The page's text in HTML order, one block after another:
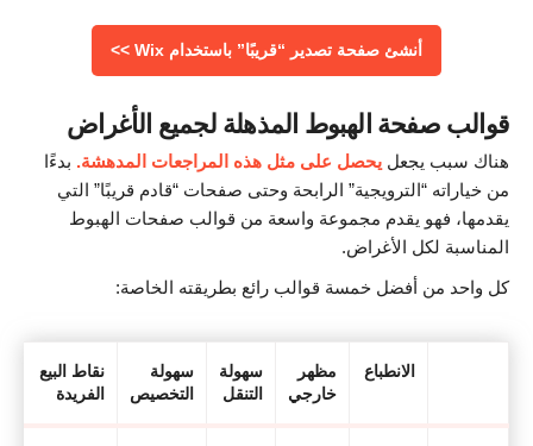
أنشئ صفحة تصدير “قريبًا” باستخدام Wix >>
قوالب صفحة الهبوط المذهلة لجميع الأغراض
هناك سبب يجعل يحصل على مثل هذه المراجعات المدهشة. بدءًا
من خياراته “الترويجية” الرابحة وحتى صفحات “قادم قريبًا” التي
يقدمها، فهو يقدم مجموعة واسعة من قوالب صفحات الهبوط
المناسبة لكل الأغراض.
كل واحد من أفضل خمسة قوالب رائع بطريقته الخاصة:
الانطباع
مظهر
خارجي
سهولة
التنقل
سهولة
التخصيص
نقاط البيع
الفريدة